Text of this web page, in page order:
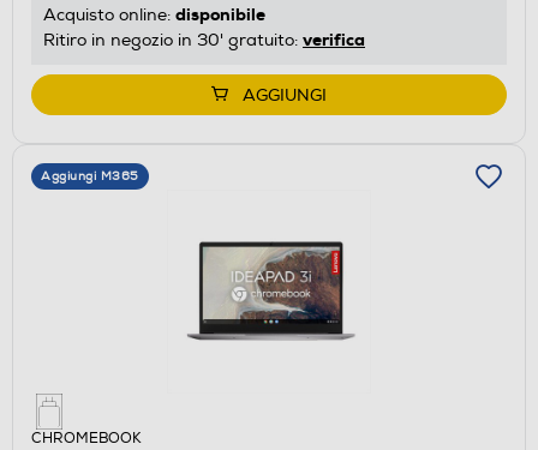
Acquisto online: disponibile
Ritiro in negozio in 30' gratuito: verifica
AGGIUNGI
Aggiungi M365
CHROMEBOOK